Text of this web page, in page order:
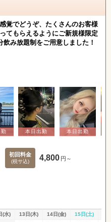
覚でどうぞ、たくさんのお客様
てもらえるようにご新規様限定
飲み放題制をご用意しました！
初回料金
(税サ込) 4,800 円～
(水) 13日(木) 14日(金) 15日(土)